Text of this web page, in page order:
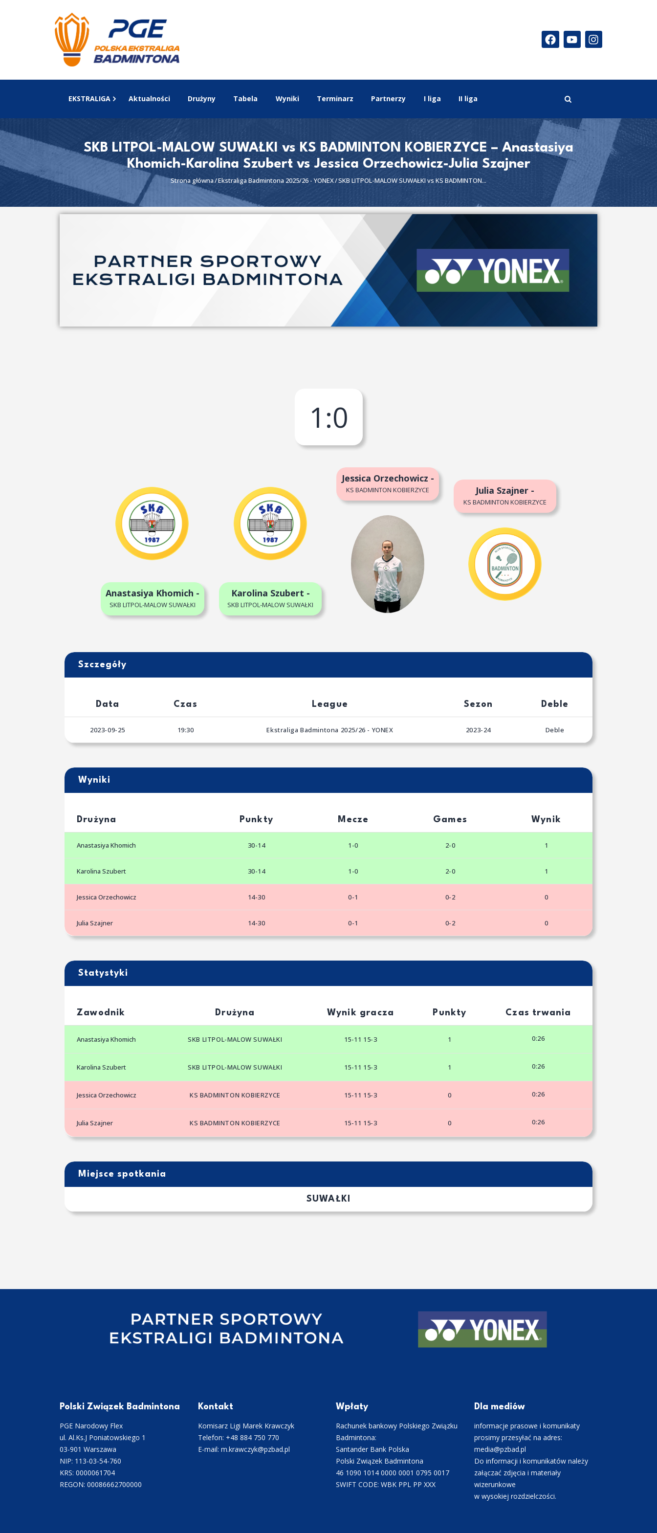
EKSTRALIGA Aktualności Drużyny Tabela Wyniki Terminarz Partnerzy I liga II liga
SKB LITPOL-MALOW SUWAŁKI vs KS BADMINTON KOBIERZYCE – Anastasiya
Khomich-Karolina Szubert vs Jessica Orzechowicz-Julia Szajner
Strona główna Ekstraliga Badmintona 2025/26 - YONEX SKB LITPOL-MALOW SUWAŁKI vs KS BADMINTON...
EKSTRALIGA
Aktualności
Wyniki
Terminarz
Partnerzy
I liga
II liga
1 :0
Anastasiya Khomich -
SKB LITPOL-MALOW SUWAŁKI
Jessica Orzechowicz -
KS BADMINTON KOBIERZYCE Julia Szajner -
KS BADMINTON KOBIERZYCE
Karolina Szubert -
SKB LITPOL-MALOW SUWAŁKI
Szczegóły
Data Czas League Sezon Deble
2023-09-25 19:30 Ekstraliga Badmintona 2025/26 - YONEX 2023-24 Deble
Wyniki
Drużyna Punkty Mecze Games Wynik
Anastasiya Khomich 30-14 1-0 2-0 1
Karolina Szubert 30-14 1-0 2-0 1
Jessica Orzechowicz 14-30 0-1 0-2 0
Julia Szajner 14-30 0-1 0-2 0
Statystyki
Zawodnik Drużyna Wynik gracza Punkty Czas trwania
Anastasiya Khomich SKB LITPOL-MALOW SUWAŁKI 15-11 15-3 1 0:26
Karolina Szubert SKB LITPOL-MALOW SUWAŁKI 15-11 15-3 1 0:26
Jessica Orzechowicz KS BADMINTON KOBIERZYCE 15-11 15-3 0 0:26
Julia Szajner KS BADMINTON KOBIERZYCE 15-11 15-3 0 0:26
Miejsce spotkania
SUWAŁKI
Polski Związek Badmintona
PGE Narodowy Flex
ul. Al.Ks.J Poniatowskiego 1
03-901 Warszawa
NIP: 113-03-54-760
KRS: 0000061704
REGON: 00086662700000
Kontakt
Komisarz Ligi Marek Krawczyk
Telefon: +48 884 750 770
E-mail: m.krawczyk@pzbad.pl
Wpłaty
Rachunek bankowy Polskiego Związku
Badmintona:
Santander Bank Polska
Polski Związek Badmintona
46 1090 1014 0000 0001 0795 0017
SWIFT CODE: WBK PPL PP XXX
Dla mediów
informacje prasowe i komunikaty
prosimy przesyłać na adres:
media@pzbad.pl
Do informacji i komunikatów należy
załączać zdjęcia i materiały
wizerunkowe
w wysokiej rozdzielczości.